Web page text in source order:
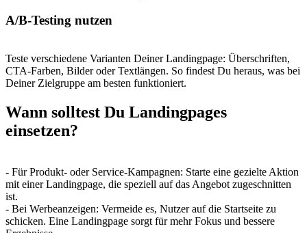
A/B-Testing nutzen
Teste verschiedene Varianten Deiner Landingpage: Überschriften,
CTA-Farben, Bilder oder Textlängen. So findest Du heraus, was bei
Deiner Zielgruppe am besten funktioniert.
Wann solltest Du Landingpages
einsetzen?
- Für Produkt- oder Service-Kampagnen: Starte eine gezielte Aktion
mit einer Landingpage, die speziell auf das Angebot zugeschnitten
ist.
- Bei Werbeanzeigen: Vermeide es, Nutzer auf die Startseite zu
schicken. Eine Landingpage sorgt für mehr Fokus und bessere